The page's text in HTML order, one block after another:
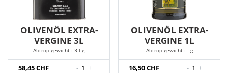
OLIVENÖL EXTRA-
VERGINE 3L
Abtropfgewicht : 3 l g
58,45 CHF - 1 +
OLIVENÖL EXTRA-
VERGINE 1L
Abtropfgewicht : - g
16,50 CHF - 1 +